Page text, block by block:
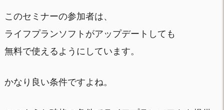
このセミナーの参加者は、
ライフプランソフトがアップデートしても
無料で使えるようにしています。
かなり良い条件ですよね。